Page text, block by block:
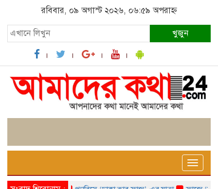
রবিবার, ০৯ অগাস্ট ২০২৬, ০৬:৫৯ অপরাহ্ন
খুজুন
Toggle